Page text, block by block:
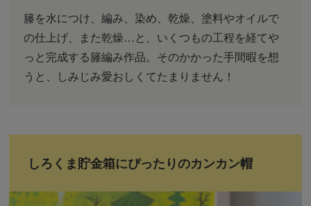
籐を水につけ、編み、染め、乾燥、塗料やオイルで
の仕上げ、また乾燥…と、いくつもの工程を経てや
っと完成する籐編み作品。そのかかった手間暇を想
うと、しみじみ愛おしくてたまりません！
しろくま貯金箱にぴったりのカンカン帽